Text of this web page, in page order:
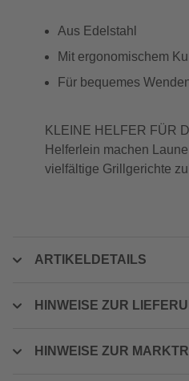
Aus Edelstahl
Mit ergonomischem
Für bequemes
KLEINE HELFER FÜR
Helferlein machen
vielfältige Grillgerichte
ARTIKELDETAILS
HINWEISE ZUR
HINWEISE ZUR